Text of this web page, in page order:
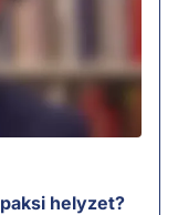
helyzet?